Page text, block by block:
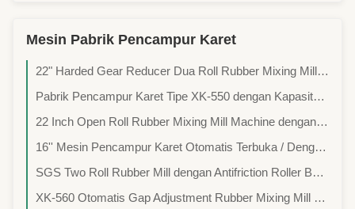
Mesin Pabrik Pencampur Karet
22" Harded Gear Reducer Dua Roll Rubber Mixing Mill Mesin untuk Rubber Compounding ISO bersertifikat
Pabrik Pencampur Karet Tipe XK-550 dengan Kapasitas Batch 100kg dan Panjang Kerja Gulungan 1500mm
22 Inch Open Roll Rubber Mixing Mill Machine dengan penyesuaian hidraulik dan stock blender
16'' Mesin Pencampur Karet Otomatis Terbuka / Dengan Rol Berlapis Keras / Motor Berdaya Tinggi
SGS Two Roll Rubber Mill dengan Antifriction Roller Bearing Hydraulic Brake dan Stock Blender untuk Komposing Karet
XK-560 Otomatis Gap Adjustment Rubber Mixing Mill Machine dengan Stock Blender dan Hydraulic Brake